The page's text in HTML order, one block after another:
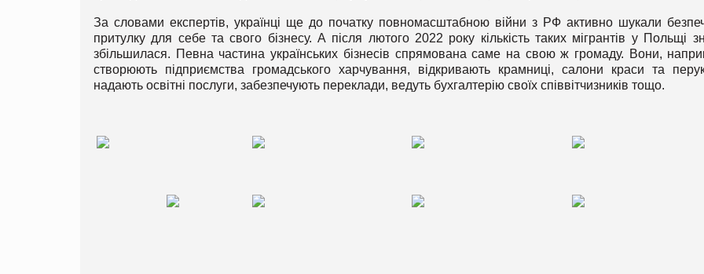
За словами експертів, українці ще до початку повномасштабною війни з РФ активно шукали
притулку для себе та свого бізнесу. А після лютого 2022 року кількість таких мігрантів у Польщі
збільшилася. Певна частина українських бізнесів спрямована саме на свою ж громаду. Вони,
створюють підприємства громадського харчування, відкривають крамниці, салони краси та
надають освітні послуги, забезпечують переклади, ведуть бухгалтерію своїх співвітчизників тощо.